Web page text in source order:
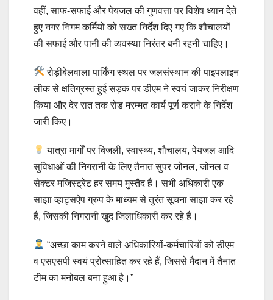
वहीं, साफ-सफाई और पेयजल की गुणवत्ता पर विशेष ध्यान देते
हुए नगर निगम कर्मियों को सख्त निर्देश दिए गए कि शौचालयों
की सफाई और पानी की व्यवस्था निरंतर बनी रहनी चाहिए।
रोड़ीबेलवाला पार्किंग स्थल पर जलसंस्थान की पाइपलाइन
लीक से क्षतिग्रस्त हुई सड़क पर डीएम ने स्वयं जाकर निरीक्षण
किया और देर रात तक रोड मरम्मत कार्य पूर्ण कराने के निर्देश
जारी किए।
यात्रा मार्गों पर बिजली, स्वास्थ्य, शौचालय, पेयजल आदि
सुविधाओं की निगरानी के लिए तैनात सुपर जोनल, जोनल व
सेक्टर मजिस्ट्रेट हर समय मुस्तैद हैं। सभी अधिकारी एक
साझा व्हाट्सऐप ग्रुप के माध्यम से तुरंत सूचना साझा कर रहे
हैं, जिसकी निगरानी खुद जिलाधिकारी कर रहे हैं।
“अच्छा काम करने वाले अधिकारियों-कर्मचारियों को डीएम
व एसएसपी स्वयं प्रोत्साहित कर रहे हैं, जिससे मैदान में तैनात
टीम का मनोबल बना हुआ है।”